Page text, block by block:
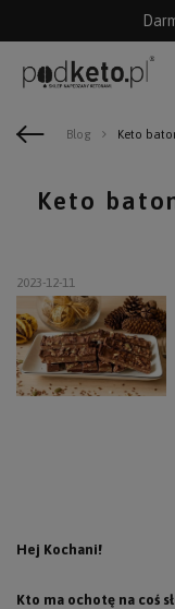
Blog Keto
Keto
2023-12-11
Hej Kochani!
Kto ma ochotę na coś